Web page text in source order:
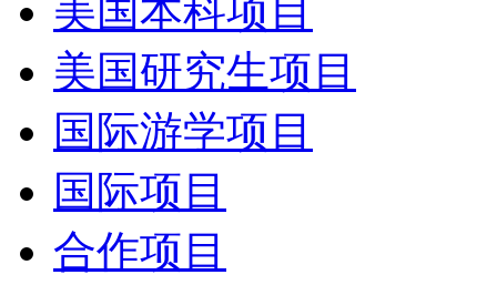
美国本科项目
美国研究生项目
国际游学项目
国际项目
合作项目